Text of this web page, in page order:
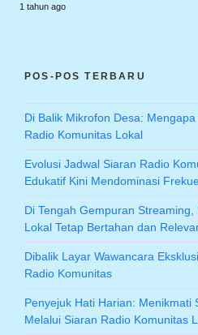
1 tahun ago
POS-POS TERBARU
Di Balik Mikrofon Desa:
Radio Komunitas Lokal
Evolusi Jadwal Siaran Radio
Edukatif Kini Mendominasi
Di Tengah Gempuran
Lokal Tetap Bertahan dan
Dibalik Layar Wawancara
Radio Komunitas
Penyejuk Hati Harian: Menikmati
Melalui Siaran Radio Komunitas